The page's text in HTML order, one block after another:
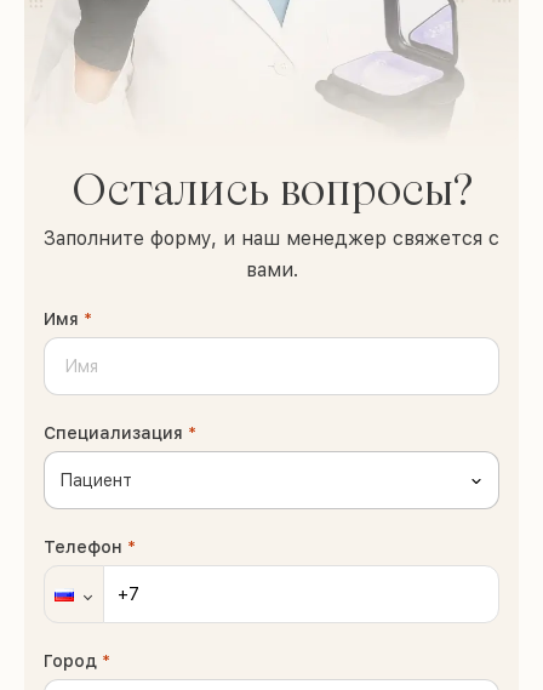
Остались вопросы?
Заполните форму, и наш менеджер свяжется с
вами.
Имя *
Специализация *
Пациент
Телефон *
Город *